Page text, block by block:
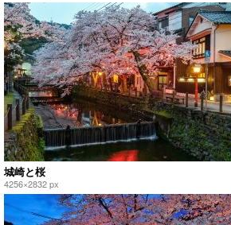
城崎と桜
4256×2832 px